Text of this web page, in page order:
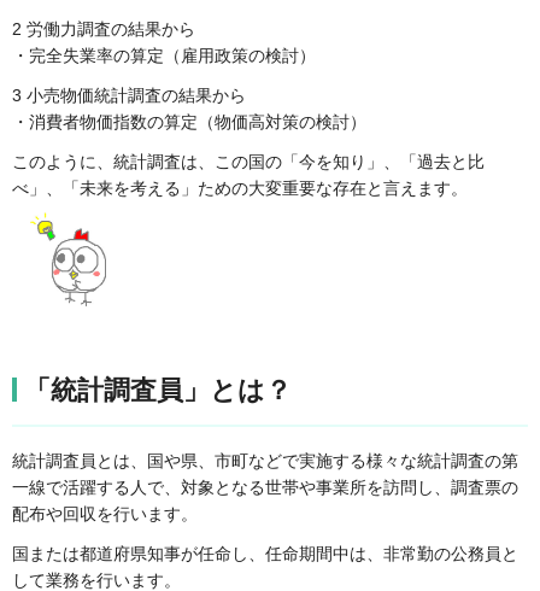
2 労働力調査の結果から
・完全失業率の算定（雇用政策の検討）
3 小売物価統計調査の結果から
・消費者物価指数の算定（物価高対策の検討）
このように、統計調査は、この国の「今を知り」、「過去と比
べ」、「未来を考える」ための大変重要な存在と言えます。
「統計調査員」とは？
統計調査員とは、国や県、市町などで実施する様々な統計調査の第
一線で活躍する人で、対象となる世帯や事業所を訪問し、調査票の
配布や回収を行います。
国または都道府県知事が任命し、任命期間中は、非常勤の公務員と
して業務を行います。